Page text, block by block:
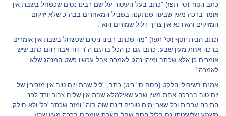
כתב הטור (סי' תפז) "כתב בעל העיטור על שם רבינו נסים שכשחל בשבת אין
אומר ברכה מעין שבעה שנתקנה בשביל המאחרים בבה"כ שלא יזיקום
המזיקים והאידנא אין צריך דליל שמורים הוא".
וכתב הבית יוסף (סי' תפז) "מה שכתב רבינו ניסים שכשחל בשבת אין אומרים
ברכה אחת מעין שבע. כתבו גם כן הכל בו וגם ה"ר דוד אבודרהם כתב שיש
אומרים כן אלא שכתב ומיהו נהגו לאמרה אבל עכשיו פשט המנהג שלא
לאמרה".
אמנם בשיבולי הלקט (פסח סי' ריט) כתב, "ליל שבת ויום טוב אין מזכירין של
יום טוב בברכה אחת מעין שבע שאילמלא שבת אין שליח צבור יורד לפני
התיבה ערבית וכל שאר ימים טובים דינם שוה בזה" ומזה שכתב 'כל' ולא חילק,